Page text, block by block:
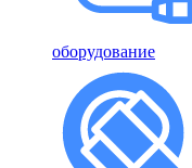
оборудование